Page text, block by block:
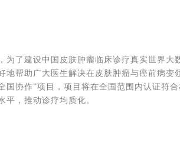
为了建设中国皮肤肿瘤临床诊疗真实世界大
地帮助广大医生解决在皮肤肿瘤与癌前病变
国协作”项目，项目将在全国范围内认证符
平，推动诊疗均质化。